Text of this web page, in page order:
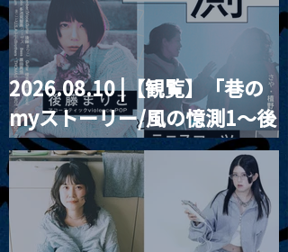
MoonRomantic
Channel1周年記念Live
2026.08.10 |【観覧】「巷の
myストーリー/風の憶測1～後
藤まりこアコースティック
violence POPとテニスコー
ツ」